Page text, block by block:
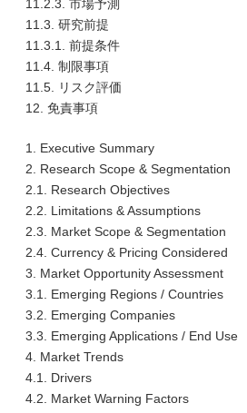
11.2.3. 市場予測
11.3. 研究前提
11.3.1. 前提条件
11.4. 制限事項
11.5. リスク評価
12. 免責事項
1. Executive Summary
2. Research Scope & Segmentation
2.1. Research Objectives
2.2. Limitations & Assumptions
2.3. Market Scope & Segmentation
2.4. Currency & Pricing Considered
3. Market Opportunity Assessment
3.1. Emerging Regions / Countries
3.2. Emerging Companies
3.3. Emerging Applications / End Use
4. Market Trends
4.1. Drivers
4.2. Market Warning Factors